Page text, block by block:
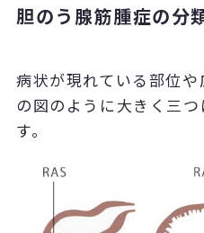
胆のう腺筋腫症の分
病状が現れている部位
の図のように大きく三
す。